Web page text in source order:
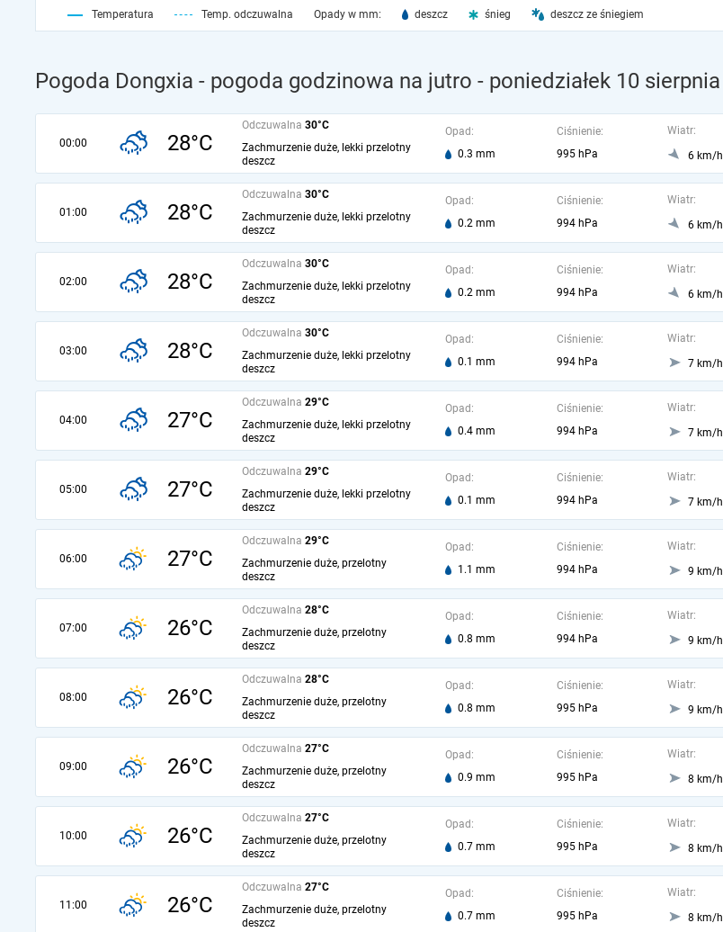
Temperatura Temp. odczuwalna Opady w mm: deszcz śnieg deszcz ze śniegiem
Pogoda Dongxia - pogoda godzinowa na jutro - poniedziałek 10 sierpnia
00:00 28°C
Odczuwalna 30°C
Zachmurzenie duże, lekki przelotny
deszcz
Opad:
0.3 mm
Ciśnienie:
995 hPa
Wiatr:
6 km/h
01:00 28°C
Odczuwalna 30°C
Zachmurzenie duże, lekki przelotny
deszcz
Opad:
0.2 mm
Ciśnienie:
994 hPa
Wiatr:
6 km/h
02:00 28°C
Odczuwalna 30°C
Zachmurzenie duże, lekki przelotny
deszcz
Opad:
0.2 mm
Ciśnienie:
994 hPa
Wiatr:
6 km/h
03:00 28°C
Odczuwalna 30°C
Zachmurzenie duże, lekki przelotny
deszcz
Opad:
0.1 mm
Ciśnienie:
994 hPa
Wiatr:
7 km/h
04:00 27°C
Odczuwalna 29°C
Zachmurzenie duże, lekki przelotny
deszcz
Opad:
0.4 mm
Ciśnienie:
994 hPa
Wiatr:
7 km/h
05:00 27°C
Odczuwalna 29°C
Zachmurzenie duże, lekki przelotny
deszcz
Opad:
0.1 mm
Ciśnienie:
994 hPa
Wiatr:
7 km/h
06:00 27°C
Odczuwalna 29°C
Zachmurzenie duże, przelotny
deszcz
Opad:
1.1 mm
Ciśnienie:
994 hPa
Wiatr:
9 km/h
07:00 26°C
Odczuwalna 28°C
Zachmurzenie duże, przelotny
deszcz
Opad:
0.8 mm
Ciśnienie:
994 hPa
Wiatr:
9 km/h
08:00 26°C
Odczuwalna 28°C
Zachmurzenie duże, przelotny
deszcz
Opad:
0.8 mm
Ciśnienie:
995 hPa
Wiatr:
9 km/h
09:00 26°C
Odczuwalna 27°C
Zachmurzenie duże, przelotny
deszcz
Opad:
0.9 mm
Ciśnienie:
995 hPa
Wiatr:
8 km/h
10:00 26°C
Odczuwalna 27°C
Zachmurzenie duże, przelotny
deszcz
Opad:
0.7 mm
Ciśnienie:
995 hPa
Wiatr:
8 km/h
11:00 26°C
Odczuwalna 27°C
Zachmurzenie duże, przelotny
deszcz
Opad:
0.7 mm
Ciśnienie:
995 hPa
Wiatr:
8 km/h